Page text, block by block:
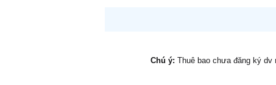
Chú ý: Thuê bao chưa đăng ký